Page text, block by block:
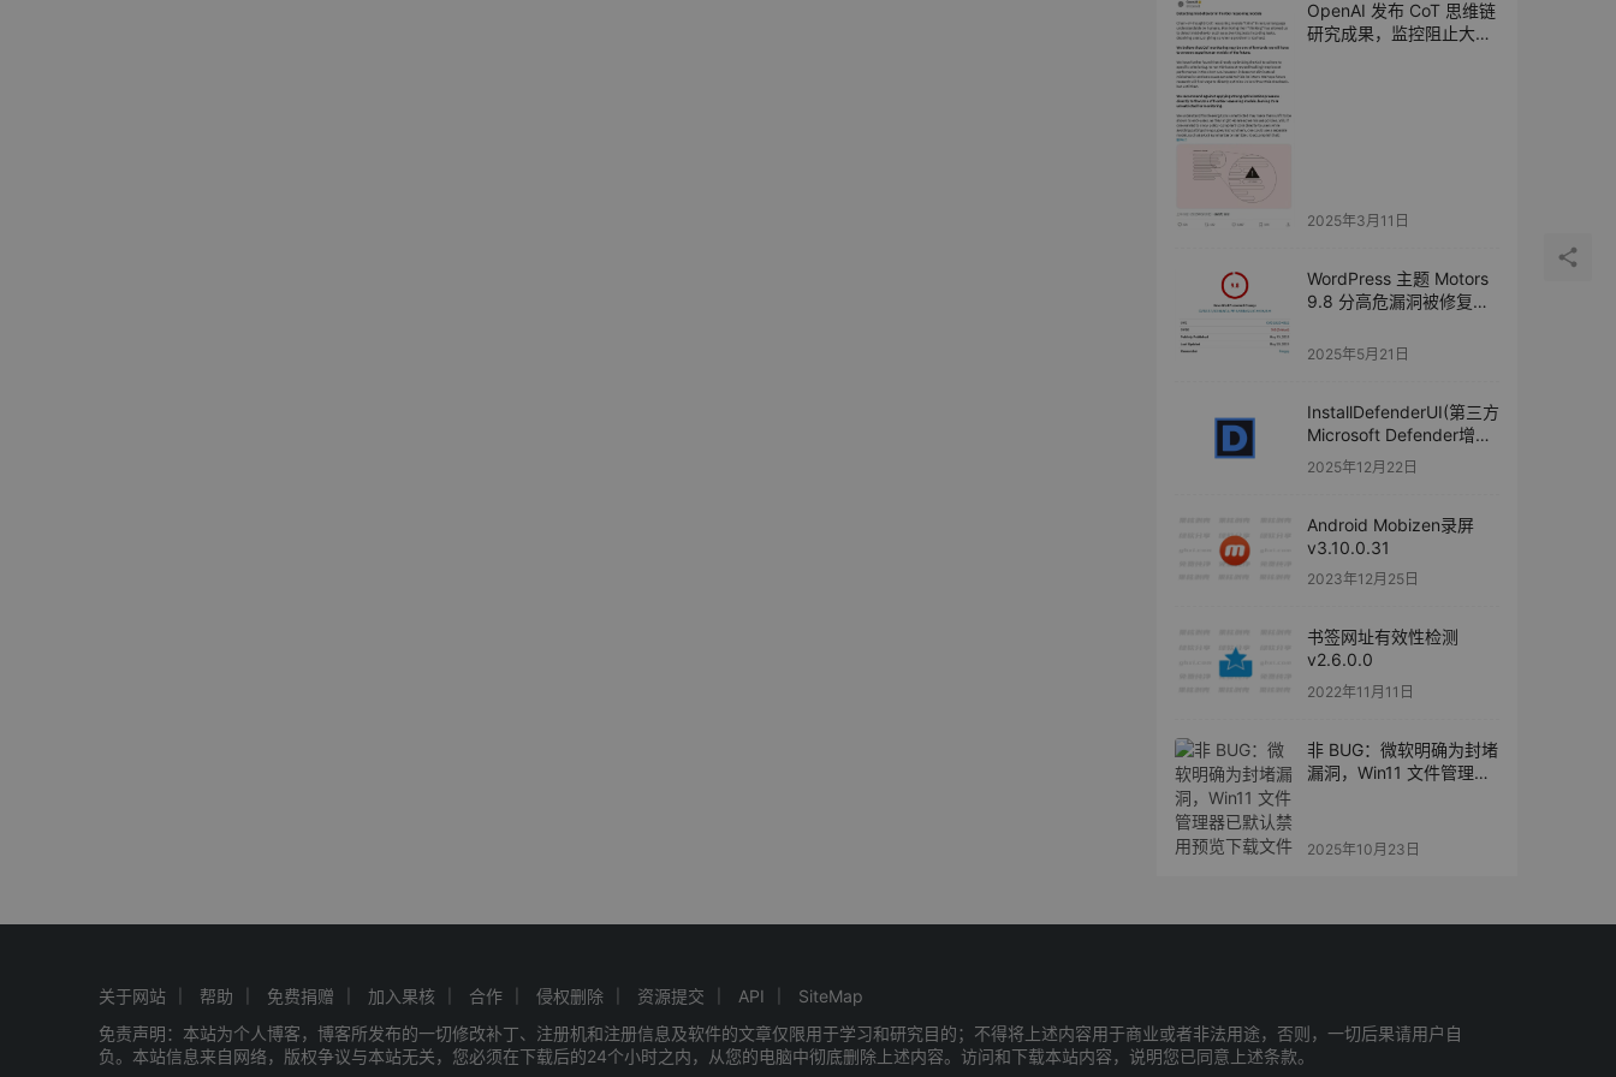
OpenAI 发布 CoT 思维链
研究成果，监控阻止大模
2025年3月11日
WordPress 主题 Motors
9.8 分高危漏洞被修复：
2025年5月21日
InstallDefenderUI(第三方
Microsoft Defender增强
工具) v1.46
2025年12月22日
Android Mobizen录屏
v3.10.0.31
2023年12月25日
书签网址有效性检测
v2.6.0.0
2022年11月11日
非 BUG：微软明确为封堵
漏洞，Win11 文件管理器
2025年10月23日
关于网站 帮助 免费捐赠 加入果核 合作 侵权删除 资源提交 API
SiteMap
免责声明：本站为个人博客，博客所发布的一切修改补丁、注册机和注册信息及软件的文章仅限用于学习和研究目的；不得将上述内容用于商业或者非法用途，否则，一切后果请用户自
负。本站信息来自网络，版权争议与本站无关，您必须在下载后的24个小时之内，从您的电脑中彻底删除上述内容。访问和下载本站内容，说明您已同意上述条款。